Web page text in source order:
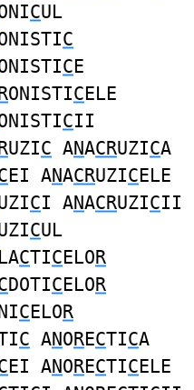
CUL
C
CE
ONISTICELE
CII
UZIC ANACRUZICA
EI ANACRUZICELE
CI ANACRUZICII
CUL
CTICELOR
DOTICELOR
CELOR
C ANORECTICA
EI ANORECTICELE